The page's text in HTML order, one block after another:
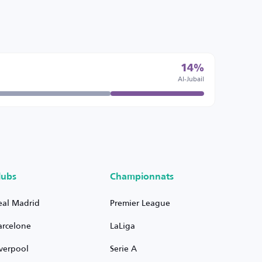
14%
Al-Jubail
Madrid
Championnats
Premier League
LaLiga
Serie A